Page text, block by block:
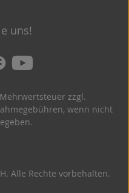
uns!
Alle Rechte vorbehalten.
zzgl.
wenn nicht